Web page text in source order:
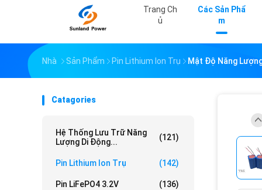
Trang Ch
Ủ
Các Sản Phẩ
M
Nhà Sản Phẩm Pin Lithium Ion Trụ Mật Độ Năng
Catagories
Hệ Thống Lưu Trữ Năng
Lượng Di Động...
(121)
Pin Lithium Ion Trụ (142)
Pin LiFePO4 3.2V (136)